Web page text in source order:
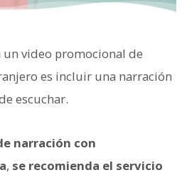
video promocional de
es incluir una narración
escuchar.
narración con
, se recomienda el servicio